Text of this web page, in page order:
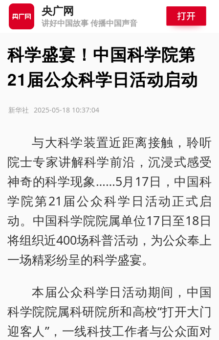
央广网
讲好中国故事 传播中国声音
科学盛宴！中国科学院第
21届公众科学日活动启动
2025-05-18 10:37:04
新华社
与大科学装置近距离接触，聆听
院士专家讲解科学前沿，沉浸式感受
神奇的科学现象……5月17日，中国科
学院第21届公众科学日活动正式启
动。中国科学院院属单位17日至18日
将组织近400场科普活动，为公众奉上
一场精彩纷呈的科学盛宴。
本届公众科学日活动期间，中国
科学院院属科研院所和高校“打开大门
迎客人”，一线科技工作者与公众面对